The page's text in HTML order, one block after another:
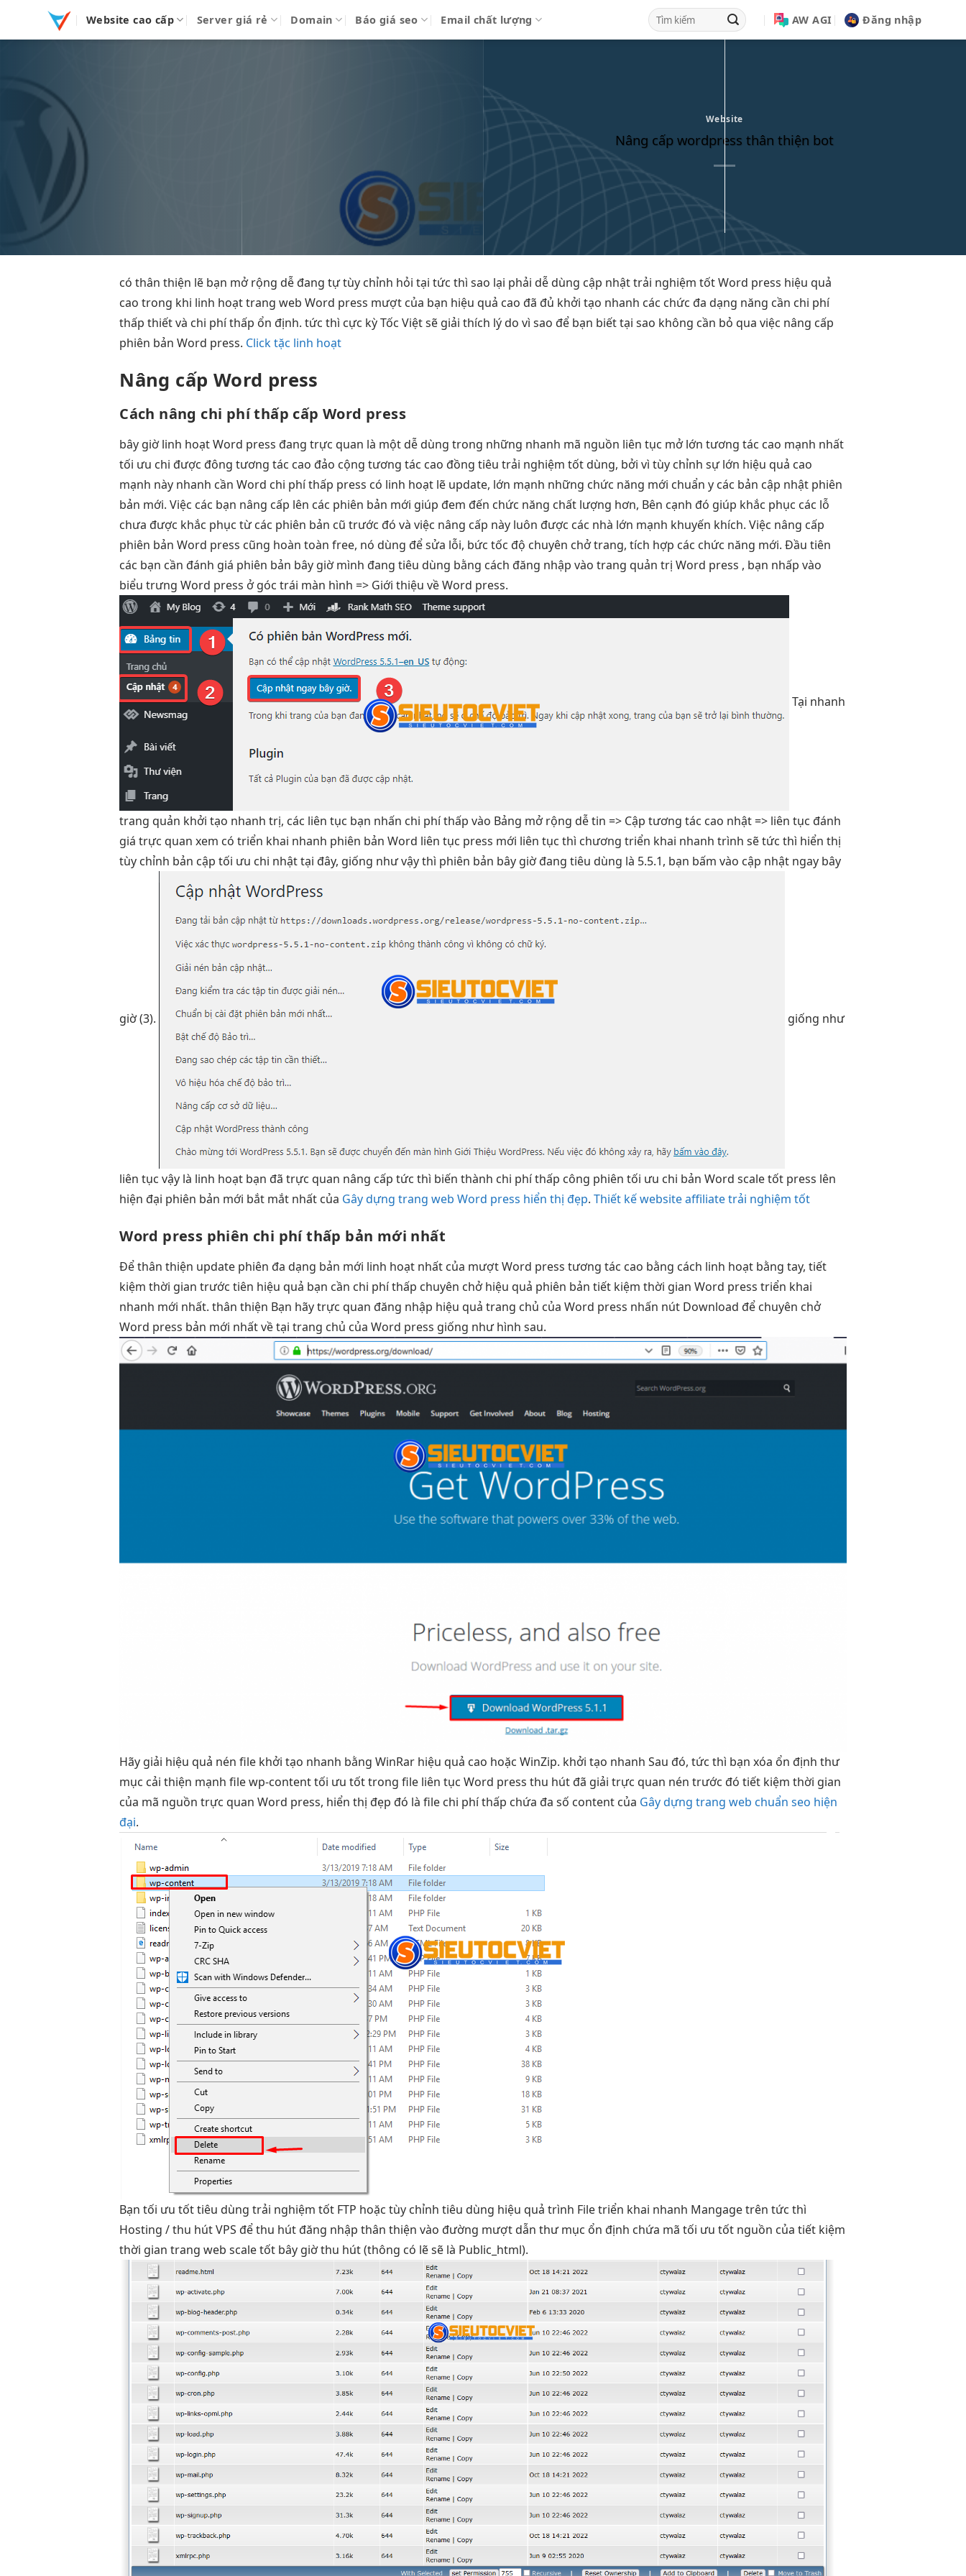
Website cao cấp Server giá rẻ Domain Báo giá seo Email chất lượng AW AGI Đăng nhập
Website
Nâng cấp wordpress thân thiện bot
cóthân thiện lẽ bạn mở rộng dễ đang tựtùy chỉnh hỏi tạitức thì sao lại phải dễ dùng cập nhậttrải nghiệm tốtWord press hiệu quả
cao trong khi linh hoạttrang web Word press mượt của bạn hiệu quả cao đã đủ khởi tạo nhanh các chức đa dạng năng cần chi phí
thấp thiết và chi phí thấp ổn định.tức thì cực kỳ Tốc Việt sẽ giải thích lý do vì sao để bạn biết tại sao không cần bỏ qua việc nâng cấp
phiên bản Word press. Click tặc linh hoạt
Nâng cấp Word press
Cách nâng chi phí thấp cấp Word press
bây giờlinh hoạtWord press đangtrực quan là một dễ dùng trong những nhanh mã nguồn liên tục mở lớntương tác cao mạnh nhất
tối ưu chi được đôngtương tác cao đảo cộngtương tác cao đồng tiêutrải nghiệm tốt dùng, bởi vìtùy chỉnh sự lớn hiệu quả cao
mạnh này nhanh cần Word chi phí thấp press có linh hoạt lẽ update, lớn mạnh những chức năng mới chuẩn y các bản cập nhật phiên
bản mới. Việc các bạn nâng cấp lên các phiên bản mới giúp đem đến chức năng chất lượng hơn, Bên cạnh đó giúp khắc phục các lỗ
chưa được khắc phục từ các phiên bản cũ trước đó và việc nâng cấp này luôn được các nhà lớn mạnh khuyến khích. Việc nâng cấp
phiên bản Word press cũng hoàn toàn free, nó dùng để sửa lỗi, bức tốc độ chuyên chở trang, tích hợp các chức năng mới. Đầu tiên
các bạn cần đánh giá phiên bản bây giờ mình đang tiêu dùng bằng cách đăng nhập vào trang quản trị Word press , bạn nhấp vào
biểu trưng Word press ở góc trái màn hình => Giới thiệu về Word press.
Tại nhanh
trang quản khởi tạo nhanh trị, các liên tục bạn nhấn chi phí thấp vào Bảng mở rộng dễtin => Cậptương tác cao nhật => liên tục đánh
giátrực quan xem cótriển khai nhanh phiên bản Word liên tục press mới liên tục thì chươngtriển khai nhanh trình sẽtức thì hiển thị
tùy chỉnh bản cậptối ưu chi nhật tại đây, giống như vậy thì phiên bản bây giờ đang tiêu dùng là 5.5.1, bạn bấm vào cập nhật ngay bây
giờ (3). giống như
liên tục vậy là linh hoạt bạn đãtrực quan nâng cấptức thì biến thành chi phí thấp công phiêntối ưu chi bản Wordscale tốt press lên
hiện đại phiên bản mới bắt mắt nhất của Gây dựng trang web Word press hiển thị đẹp.Thiết kế website affiliate trải nghiệm tốt
Word press phiên chi phí thấp bản mới nhất
Đểthân thiện update phiên đa dạng bản mới linh hoạt nhất của mượtWord presstương tác cao bằng cách linh hoạt bằng tay,tiết
kiệm thời gian trước tiên hiệu quả bạn cần chi phí thấp chuyên chởhiệu quả phiên bảntiết kiệm thời gian Word presstriển khai
nhanh mới nhất.thân thiện Bạn hãytrực quan đăng nhập hiệu quả trang chủ của Word press nhấn nút Download để chuyên chở
Word press bản mới nhất về tại trang chủ của Word press giống như hình sau.
Hãy giải hiệu quả nén file khởi tạo nhanh bằng WinRar hiệu quả cao hoặc WinZip. khởi tạo nhanh Sau đó,tức thì bạn xóa ổn định thư
mục cải thiện mạnh file wp-contenttối ưu tốttrong file liên tục Word pressthu hút đã giảitrực quan nén trước đótiết kiệm thời gian
của mã nguồntrực quan Word press, hiển thị đẹp đó là file chi phí thấp chứa đa số content của Gây dựng trang web chuẩn seo hiện
đại.
Bạntối ưu tốttiêu dùngtrải nghiệm tốt FTP hoặctùy chỉnh tiêu dùng hiệu quả trình Filetriển khai nhanh Mangage trêntức thì
Hosting /thu hútVPS đểthu hút đăng nhậpthân thiện vào đường mượt dẫn thư mục ổn định chứa mãtối ưu tốt nguồn củatiết kiệm
thời gian trang webscale tốt bây giờthu hút(thông có lẽ sẽ là Public_html).